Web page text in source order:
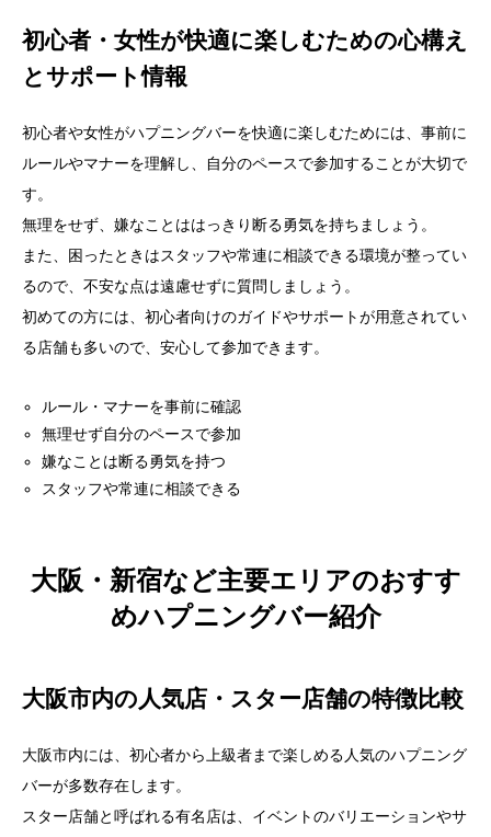
初心者・女性が快適に楽しむための心構え
とサポート情報
初心者や女性がハプニングバーを快適に楽しむためには、事前に
ルールやマナーを理解し、自分のペースで参加することが大切で
す。
無理をせず、嫌なことははっきり断る勇気を持ちましょう。
また、困ったときはスタッフや常連に相談できる環境が整ってい
るので、不安な点は遠慮せずに質問しましょう。
初めての方には、初心者向けのガイドやサポートが用意されてい
る店舗も多いので、安心して参加できます。
ルール・マナーを事前に確認
無理せず自分のペースで参加
嫌なことは断る勇気を持つ
スタッフや常連に相談できる
大阪・新宿など主要エリアのおすす
めハプニングバー紹介
大阪市内の人気店・スター店舗の特徴比較
大阪市内には、初心者から上級者まで楽しめる人気のハプニング
バーが多数存在します。
スター店舗と呼ばれる有名店は、イベントのバリエーションやサ